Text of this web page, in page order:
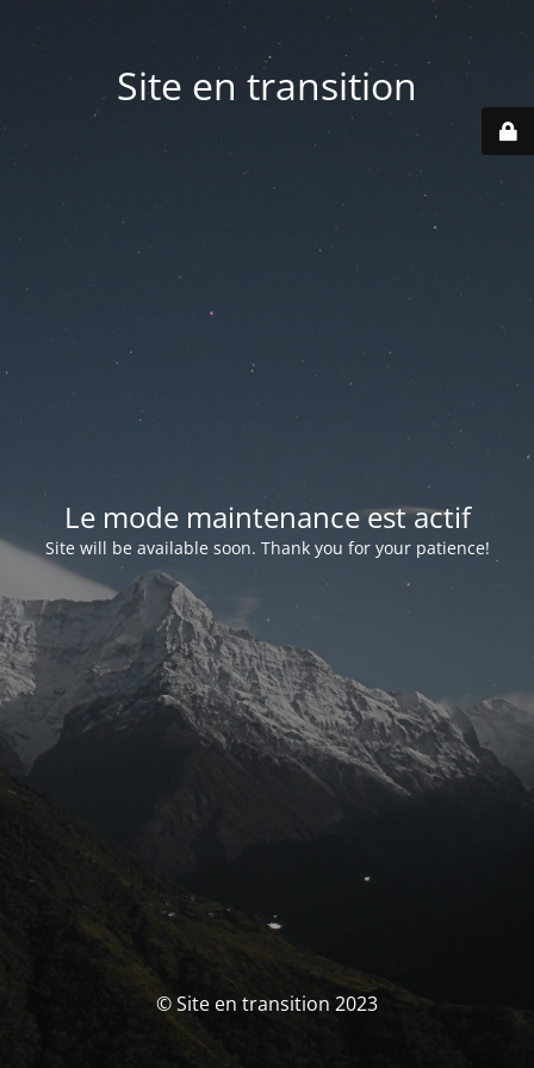
Site en transition
Le mode maintenance est actif
Site will be available soon. Thank you for your patience!
© Site en transition 2023